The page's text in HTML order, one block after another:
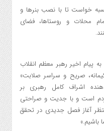
خواست تا با نصب بنرها و
محلات و روستاها، فضای
پیام اخیر رهبر معظم انقلاب
صریح و سراسر صلابت»
اشراف کامل رهبری بر
است و با جدیت و صراحتی
آغاز فصل جدیدی در تحقق
باشیم.»